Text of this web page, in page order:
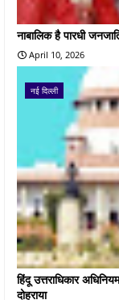
नाबालिक है पारधी
April 10, 2026
नई दिल्ली
हिंदू उत्तराधिकार
दोहराया